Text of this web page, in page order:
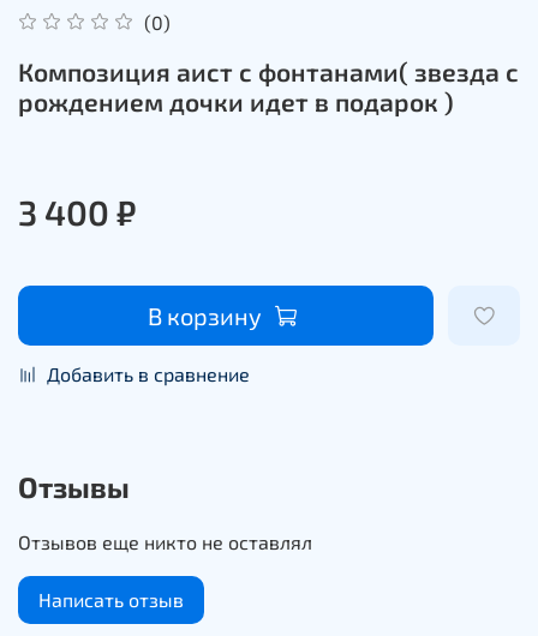
(0)
Композиция аист с фонтанами( звезда с
рождением дочки идет в подарок )
3 400 ₽
В корзину
Добавить в сравнение
Отзывы
Отзывов еще никто не оставлял
Написать отзыв